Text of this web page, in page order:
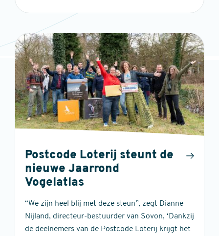
Postcode Loterij steunt de
nieuwe Jaarrond
Vogelatlas
“We zijn heel blij met deze steun”, zegt Dianne
Nijland, directeur-bestuurder van Sovon, ‘Dankzij
de deelnemers van de Postcode Loterij krijgt het